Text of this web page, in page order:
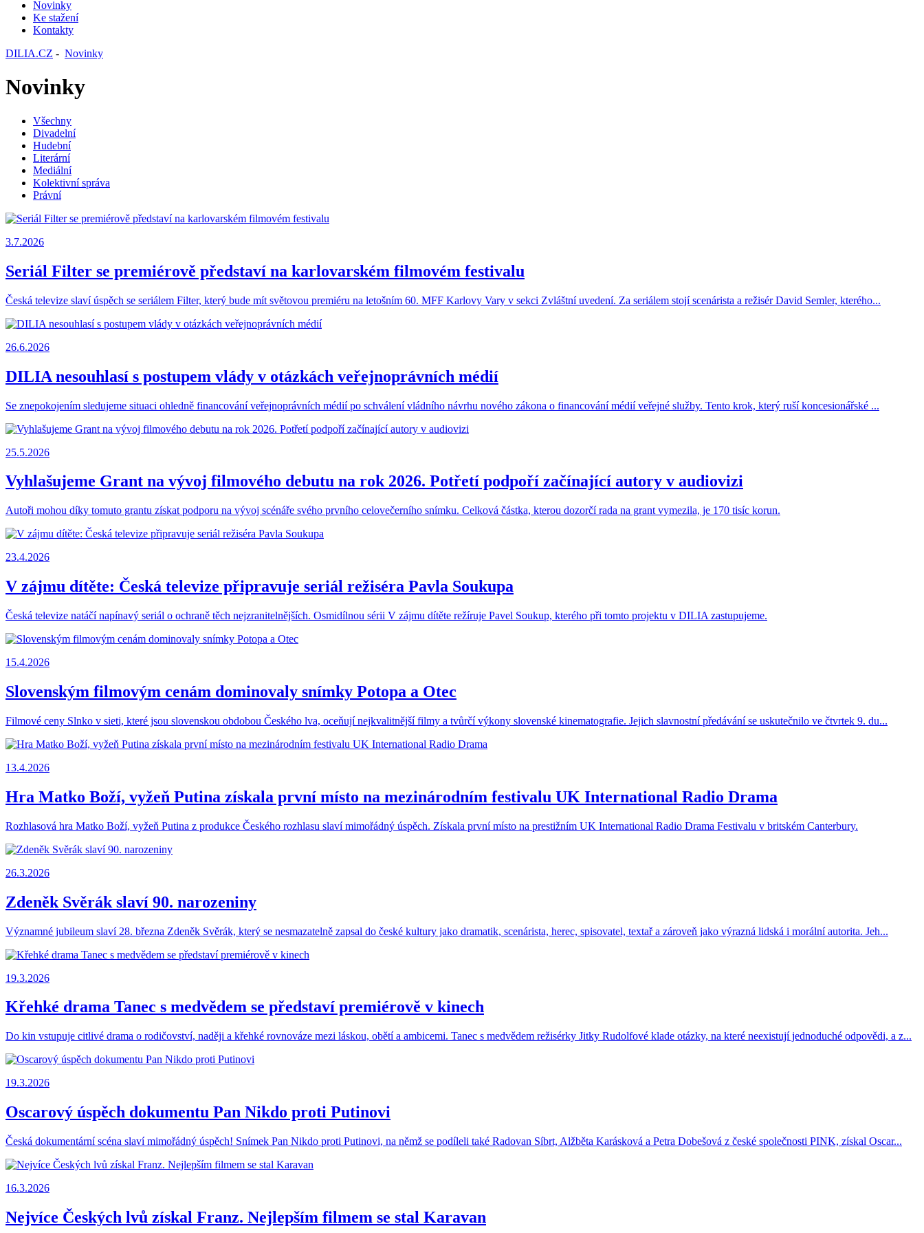
Novinky
Ke stažení
Kontakty
DILIA.CZ - Novinky
Novinky
Všechny
Divadelní
Hudební
Literární
Mediální
Kolektivní správa
Právní
3.7.2026
Seriál Filter se premiérově představí na karlovarském filmovém festivalu
Česká televize slaví úspěch se seriálem Filter, který bude mít světovou premiéru na letošním 60. MFF Karlovy Vary v sekci Zvláštní uvedení. Za seriálem stojí scenárista a režisér David Semler, kterého...
26.6.2026
DILIA nesouhlasí s postupem vlády v otázkách veřejnoprávních médií
Se znepokojením sledujeme situaci ohledně financování veřejnoprávních médií po schválení vládního návrhu nového zákona o financování médií veřejné služby. Tento krok, který ruší koncesionářské ...
25.5.2026
Vyhlašujeme Grant na vývoj filmového debutu na rok 2026. Potřetí podpoří začínající autory v audiovizi
Autoři mohou díky tomuto grantu získat podporu na vývoj scénáře svého prvního celovečerního snímku. Celková částka, kterou dozorčí rada na grant vymezila, je 170 tisíc korun.
23.4.2026
V zájmu dítěte: Česká televize připravuje seriál režiséra Pavla Soukupa
Česká televize natáčí napínavý seriál o ochraně těch nejzranitelnějších. Osmidílnou sérii V zájmu dítěte režíruje Pavel Soukup, kterého při tomto projektu v DILIA zastupujeme.
15.4.2026
Slovenským filmovým cenám dominovaly snímky Potopa a Otec
Filmové ceny Slnko v sieti, které jsou slovenskou obdobou Českého lva, oceňují nejkvalitnější filmy a tvůrčí výkony slovenské kinematografie. Jejich slavnostní předávání se uskutečnilo ve čtvrtek 9. du...
13.4.2026
Hra Matko Boží, vyžeň Putina získala první místo na mezinárodním festivalu UK International Radio Drama
Rozhlasová hra Matko Boží, vyžeň Putina z produkce Českého rozhlasu slaví mimořádný úspěch. Získala první místo na prestižním UK International Radio Drama Festivalu v britském Canterbury.
26.3.2026
Zdeněk Svěrák slaví 90. narozeniny
Významné jubileum slaví 28. března Zdeněk Svěrák, který se nesmazatelně zapsal do české kultury jako dramatik, scenárista, herec, spisovatel, textař a zároveň jako výrazná lidská i morální autorita. Jeh...
19.3.2026
Křehké drama Tanec s medvědem se představí premiérově v kinech
Do kin vstupuje citlivé drama o rodičovství, naději a křehké rovnováze mezi láskou, obětí a ambicemi. Tanec s medvědem režisérky Jitky Rudolfové klade otázky, na které neexistují jednoduché odpovědi, a z...
19.3.2026
Oscarový úspěch dokumentu Pan Nikdo proti Putinovi
Česká dokumentární scéna slaví mimořádný úspěch! Snímek Pan Nikdo proti Putinovi, na němž se podíleli také Radovan Síbrt, Alžběta Karásková a Petra Dobešová z české společnosti PINK, získal Oscar...
16.3.2026
Nejvíce Českých lvů získal Franz. Nejlepším filmem se stal Karavan